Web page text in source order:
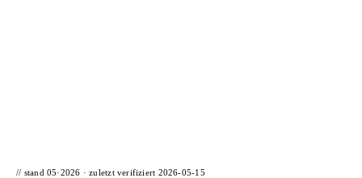
// stand 05·2026 · zuletzt verifiziert 2026-05-15